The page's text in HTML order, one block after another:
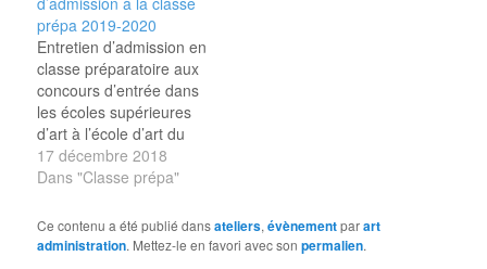
prépa 2019-2020
Entretien d’admission en
classe préparatoire aux
concours d’entrée dans
les écoles supérieures
d’art à l’école d’art du
GrandAngoulême.
INSCRIPTIONS 2019-
dossier administratif .
Télécharger le dossier
17 décembre 2018
Dans "Classe prépa"
Ce contenu a été publié dansateliers,évènementparart
administration. Mettez-le en favori avec sonpermalien.